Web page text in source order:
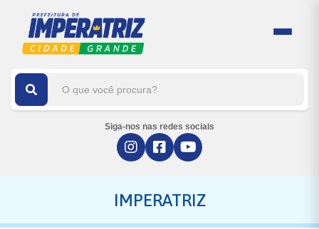
Siga-nos nas redes sociais
IMPERATRIZ